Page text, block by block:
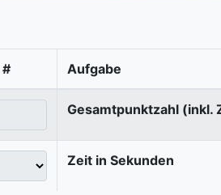
# Aufgabe
Gesamtpunktzahl (inkl.
Zeit in Sekunden